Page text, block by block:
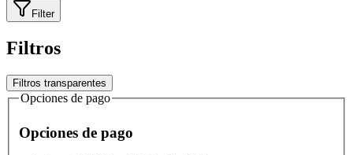
Filter
Filtros
Filtros transparentes
Opciones de pago
Opciones de pago